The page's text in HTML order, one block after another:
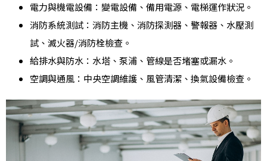
電力與機電設備：變電設備、備用電源、電梯運作狀況。
消防系統測試：消防主機、消防探測器、警報器、水壓測
試、滅火器/消防栓檢查。
給排水與防水：水塔、泵浦、管線是否堵塞或漏水。
空調與通風：中央空調維護、風管清潔、換氣設備檢查。